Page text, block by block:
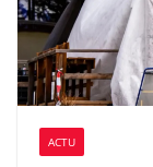
ACTU